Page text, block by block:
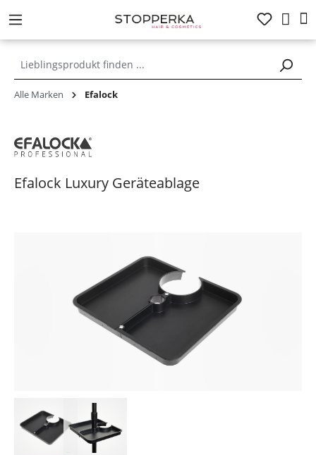
springen
Alle Marken Efalock
Efalock Luxury Geräteablage